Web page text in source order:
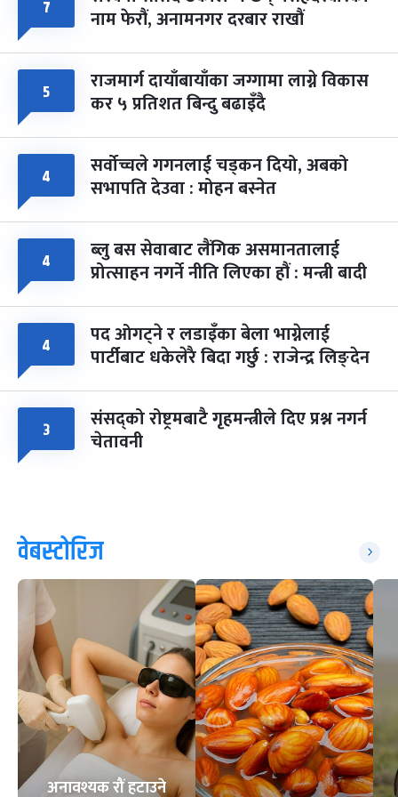
७ नाम फेरौं, अनामनगर दरबार राखौं
५ राजमार्ग दायाँबायाँका जग्गामा लाग्ने विकास
कर ५ प्रतिशत बिन्दु बढाइँदै
४ सर्वोच्चले गगनलाई चड्कन दियो, अबको
सभापति देउवा : मोहन बस्नेत
४ ब्लु बस सेवाबाट लैंगिक असमानतालाई
प्रोत्साहन नगर्ने नीति लिएका हौं : मन्त्री बादी
४ पद ओगट्ने र लडाइँका बेला भाग्नेलाई
पार्टीबाट धकेलेरै बिदा गर्छु : राजेन्द्र लिङ्देन
३ संसद्को रोष्ट्रमबाटै गृहमन्त्रीले दिए प्रश्न नगर्न
चेतावनी
वेबस्टोरिज
अनावश्यक रौं हटाउने